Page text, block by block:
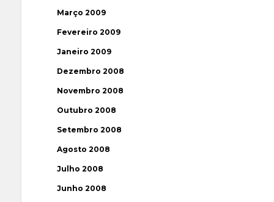
Março 2009
Fevereiro 2009
Janeiro 2009
Dezembro 2008
Novembro 2008
Outubro 2008
Setembro 2008
Agosto 2008
Julho 2008
Junho 2008